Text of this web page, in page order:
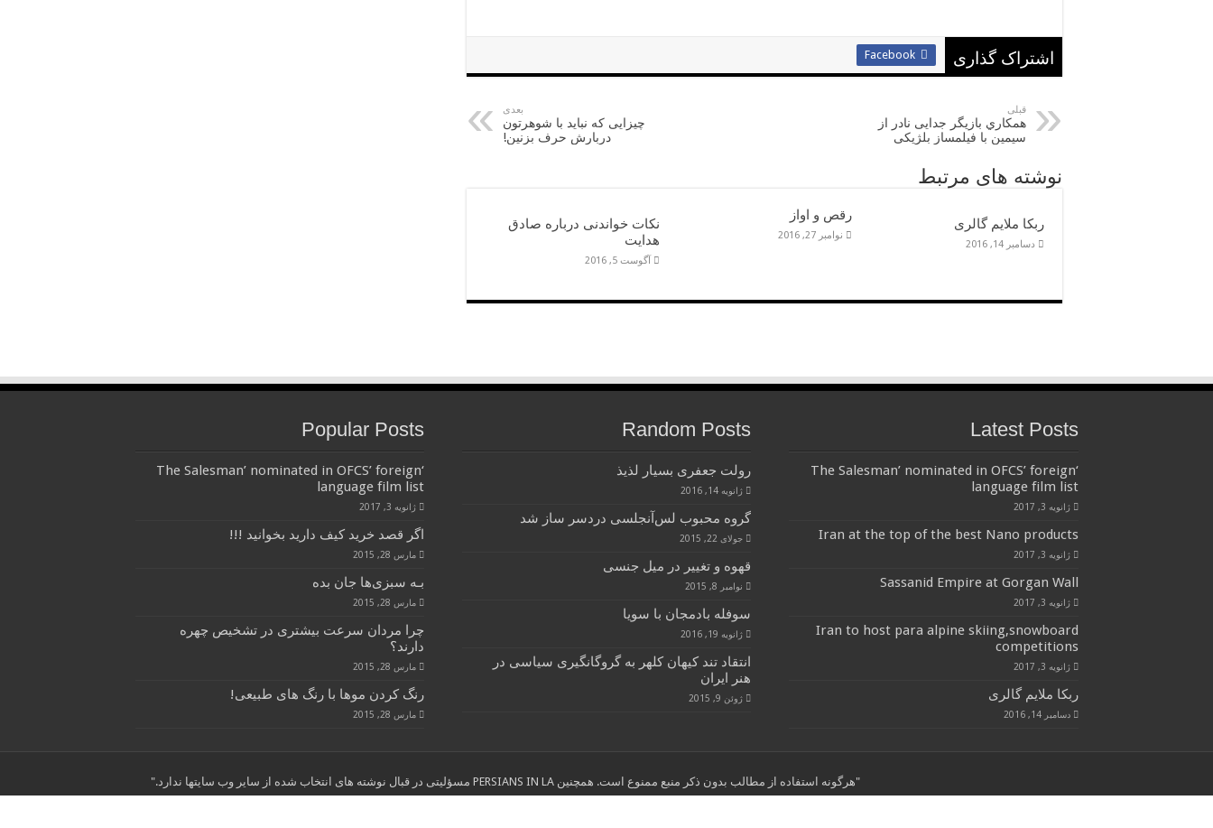
اشتراک گذاری Facebook
قبلی
همكاري بازيگر جدايی نادر از
سيمين با فيلمساز بلژيكی
بعدی
چیزایی که نباید با شوهرتون
دربارش حرف بزنین!
نوشته های مرتبط
ربکا ملایم گالری
دسامبر 14, 2016
رقص و اواز
نوامبر 27, 2016
نکات خواندنی درباره صادق
هدایت
آگوست 5, 2016
Latest Posts
‘The Salesman’ nominated in OFCS’ foreign
language film list
ژانویه 3, 2017
Iran at the top of the best Nano products
ژانویه 3, 2017
Sassanid Empire at Gorgan Wall
ژانویه 3, 2017
Iran to host para alpine skiing,snowboard
competitions
ژانویه 3, 2017
ربکا ملایم گالری
دسامبر 14, 2016
Random Posts
رولت جعفری بسیار لذیذ
ژانویه 14, 2016
گروه محبوب لس‌آنجلسی دردسر ساز شد
جولای 22, 2015
قهوه و تغییر در میل جنسی
نوامبر 8, 2015
سوفله بادمجان با سویا
ژانویه 19, 2016
انتقاد تند کیهان کلهر به گروگانگیری سیاسی در
هنر ایران
ژوئن 9, 2015
Popular Posts
‘The Salesman’ nominated in OFCS’ foreign
language film list
ژانویه 3, 2017
اگر قصد خرید کیف دارید بخوانید !!!
مارس 28, 2015
بـه سبزی‌ها جان بده
مارس 28, 2015
چرا مردان سرعت بیشتری در تشخیص چهره
دارند؟
مارس 28, 2015
رنگ کردن موها با رنگ های طبیعی!
مارس 28, 2015
"هرگونه استفاده از مطالب بدون ذکر منبع ممنوع است. همچنین PERSIANS IN LA مسؤلیتی در قبال نوشته های انتخاب شده از سایر وب سایتها ندارد."